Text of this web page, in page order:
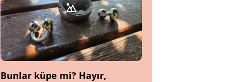
Bunlar küpe mi? Hayır,